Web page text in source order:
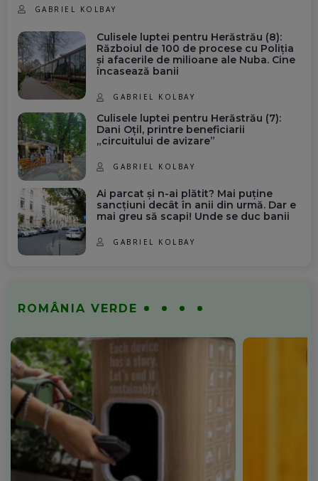
GABRIEL KOLBAY
Culisele luptei pentru Herăstrău (8):
Războiul de 100 de procese cu Poliția
și afacerile de milioane ale Nuba. Cine
încasează banii
GABRIEL KOLBAY
Culisele luptei pentru Herăstrău (7):
Dani Oțil, printre beneficiarii
„circuitului de avizare”
GABRIEL KOLBAY
Ai parcat și n-ai plătit? Mai puține
sancțiuni decât în anii din urmă. Dar e
mai greu să scapi! Unde se duc banii
GABRIEL KOLBAY
ROMÂNIA VERDE